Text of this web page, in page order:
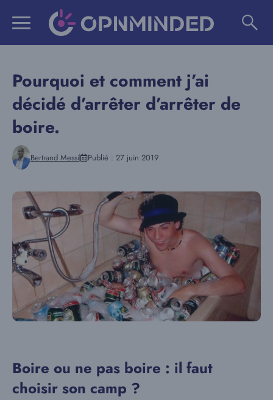
Pourquoi et comment j’ai
décidé d’arrêter d’arrêter de
boire.
Bertrand Messi Publié : 27 juin 2019
Boire ou ne pas boire : il faut
choisir son camp ?